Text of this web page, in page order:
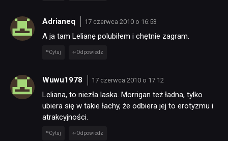
Adrianeq 17 czerwca 2010 o 16:53
A ja tam Lelianę polubiłem i chętnie zagram.
Cytuj Odpowiedz
Wuwu1978 17 czerwca 2010 o 17:12
Leliana, to niezła laska. Morrigan też ładna, tylko
ubiera się w takie łachy, że odbiera jej to erotyzmu i
atrakcyjności.
Cytuj Odpowiedz